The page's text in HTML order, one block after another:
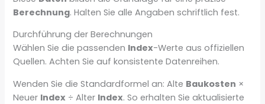
Berechnung. Halten Sie alle Angaben schriftlich fest.
Durchführung der Berechnungen
Wählen Sie die passenden Index-Werte aus offiziellen
Quellen. Achten Sie auf konsistente Datenreihen.
Wenden Sie die Standardformel an: Alte Baukosten ×
Neuer Index ÷ Alter Index. So erhalten Sie aktualisierte